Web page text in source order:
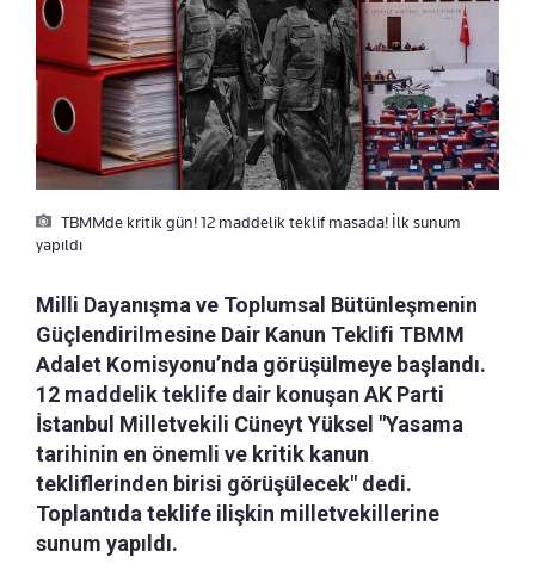
TBMMde kritik gün! 12 maddelik teklif masada! İlk sunum
yapıldı
Milli Dayanışma ve Toplumsal Bütünleşmenin
Güçlendirilmesine Dair Kanun Teklifi TBMM
Adalet Komisyonu’nda görüşülmeye başlandı.
12 maddelik teklife dair konuşan AK Parti
İstanbul Milletvekili Cüneyt Yüksel "Yasama
tarihinin en önemli ve kritik kanun
tekliflerinden birisi görüşülecek" dedi.
Toplantıda teklife ilişkin milletvekillerine
sunum yapıldı.